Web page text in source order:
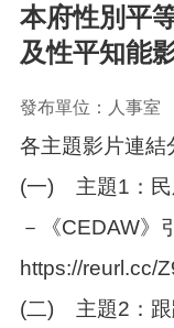
進
階
尋
觀
音
介
紹
本府性別平
及性平知能
發布單位：人事室
各主題影片連結
(一)
主題1：
－《CEDAW》
https://reurl.cc/
(二)
主題2：